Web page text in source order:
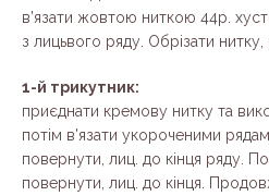
в’язати жовтою ниткою 44р.
з лицьвого ряду. Обрізати нитку,
1-й трикутник:
приєднати кремову нитку та
потім в’язати укороченими
повернути, лиц. до кінця ряду.
повернути, лиц. до кінця.